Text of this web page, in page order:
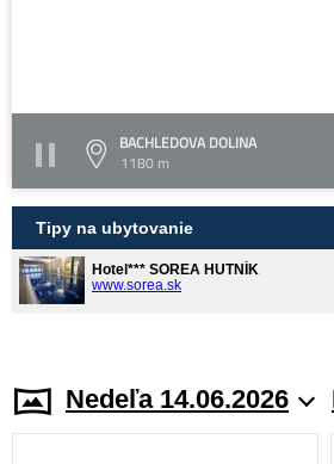
BACHLEDOVA DOLINA
1180 m
Tipy na ubytovanie
Hotel*** SOREA HUTNÍK
www.sorea.sk
Nedeľa 14.06.2026